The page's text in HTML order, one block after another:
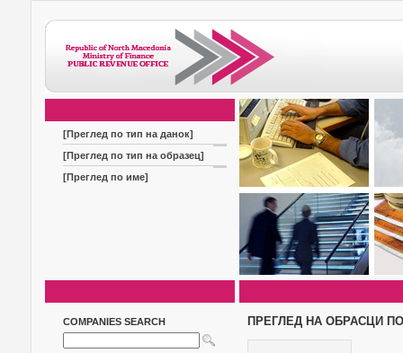
[Преглед по тип на данок]
[Преглед по тип на образец]
[Преглед по име]
COMPANIES SEARCH ПРЕГЛЕД НА ОБРАСЦИ